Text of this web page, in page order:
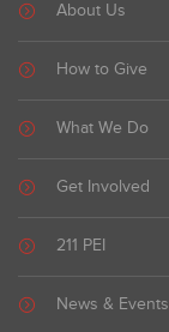
About Us
How to Give
What We Do
Get Involved
211 PEI
News & Events